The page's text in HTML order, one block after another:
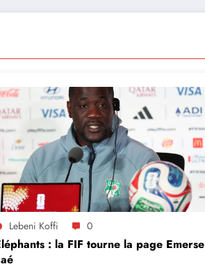
Lebeni Koffi 0
: la FIF tourne la page Emerse